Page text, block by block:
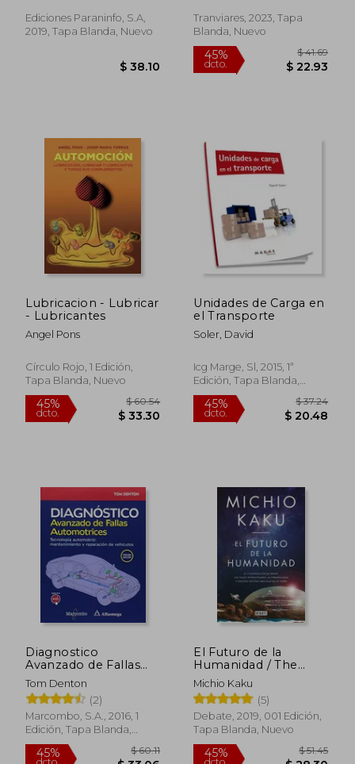
Ediciones Paraninfo, S.A,
2019, Tapa Blanda, Nuevo
$ 38.10
Tranviares, 2023, Tapa
Blanda, Nuevo
dcto.
Lubricacion - Lubricar
- Lubricantes
Angel Pons
Círculo Rojo, 1 Edición,
Tapa Blanda, Nuevo
Unidades de Carga en
el Transporte
Soler, David
Icg Marge, Sl, 2015, 1ª
Edición, Tapa Blanda,
Nuevo
Diagnostico
Avanzado de Fallas
Automotrices:
Tecnologia
Automotriz:
Mantenimiento y
Reparacion de
Tom Denton
(2)
Marcombo, S.A., 2016, 1
Edición, Tapa Blanda,
Nuevo
El Futuro de la
Humanidad / The
Future of Humanity
Michio Kaku
(5)
Debate, 2019, 001 Edición,
Tapa Blanda, Nuevo